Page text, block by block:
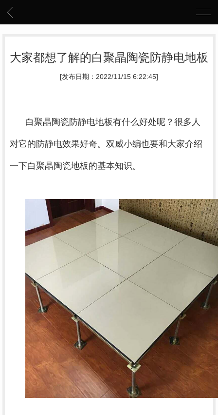
大家都想了解的白聚晶陶瓷防静电地板
[发布日期：2022/11/15 6:22:45]
白聚晶陶瓷防静电地板有什么好处呢？很多人
对它的防静电效果好奇。双威小编也要和大家介绍
一下白聚晶陶瓷地板的基本知识。